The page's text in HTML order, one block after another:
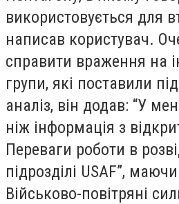
використовується для
написав користувач.
справити враження на
групи, які поставили
аналіз, він додав: “У
ніж інформація з
Переваги роботи в
підрозділі USAF”,
Військово-повітряні